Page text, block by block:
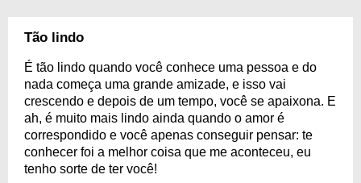
Tão lindo
É tão lindo quando você conhece uma pessoa e do
nada começa uma grande amizade, e isso vai
crescendo e depois de um tempo, você se apaixona. E
ah, é muito mais lindo ainda quando o amor é
correspondido e você apenas conseguir pensar: te
conhecer foi a melhor coisa que me aconteceu, eu
tenho sorte de ter você!